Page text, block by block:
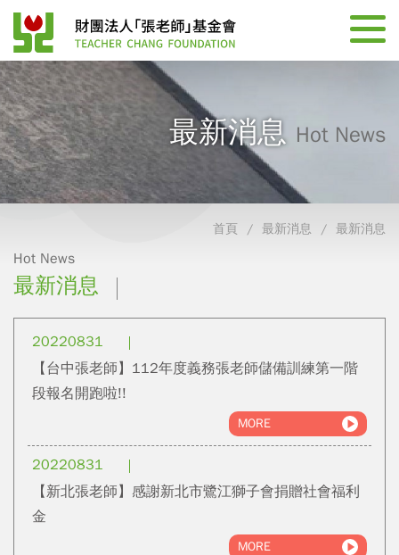
最新消息 Hot News
首頁 最新消息 最新消息
Hot News
最新消息
20220831
【台中張老師】112年度義務張老師儲備訓練第一階
段報名開跑啦!!
MORE
20220831
【新北張老師】感謝新北市鷺江獅子會捐贈社會福利
金
MORE